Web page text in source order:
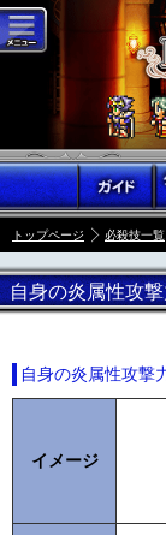
トップページ 必殺技一覧
自身の炎属性攻
自身の炎属性攻撃
イメージ